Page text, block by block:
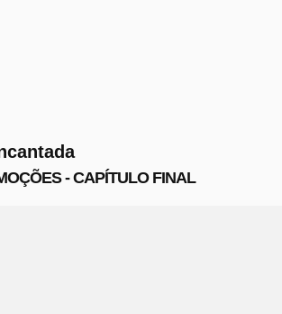
- CAPÍTULO FINAL